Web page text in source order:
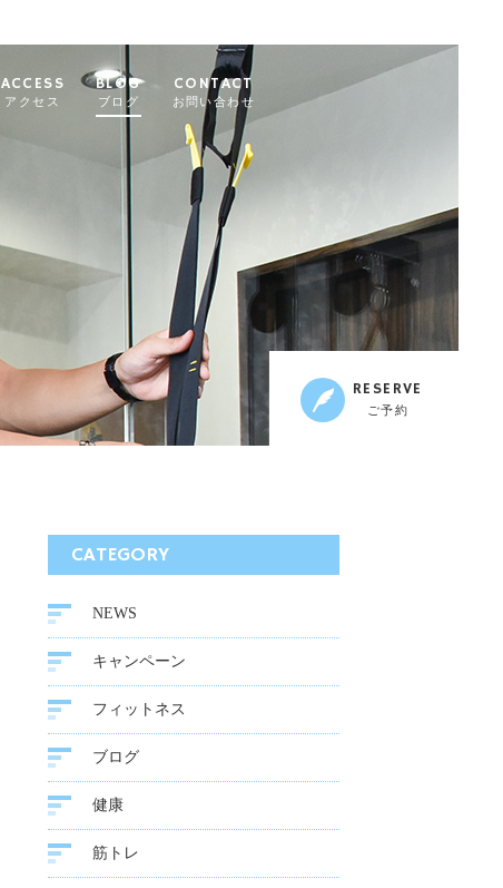
ACCESS
アクセス
BLOG
ブログ
CONTACT
お問い合わせ
RESERVE
ご予約
CATEGORY
NEWS
キャンペーン
フィットネス
ブログ
健康
筋トレ